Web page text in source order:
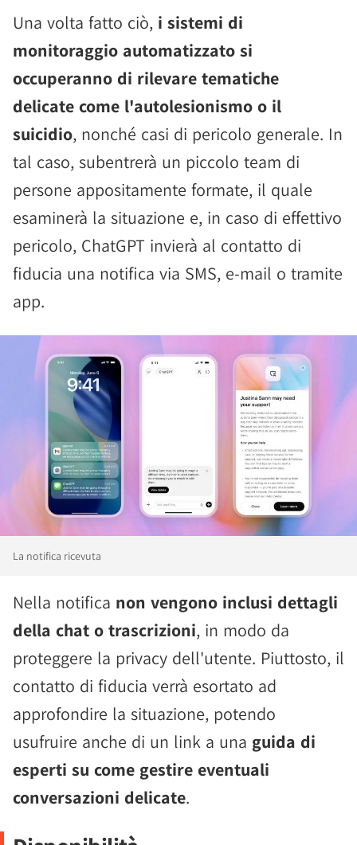
Una volta fatto ciò, i sistemi di
monitoraggio automatizzato si
occuperanno di rilevare tematiche
delicate come l'autolesionismo o il
suicidio, nonché casi di pericolo generale. In
tal caso, subentrerà un piccolo team di
persone appositamente formate, il quale
esaminerà la situazione e, in caso di effettivo
pericolo, ChatGPT invierà al contatto di
fiducia una notifica via SMS, e-mail o tramite
app.
La notifica ricevuta
Nella notifica non vengono inclusi dettagli
della chat o trascrizioni, in modo da
proteggere la privacy dell'utente. Piuttosto, il
contatto di fiducia verrà esortato ad
approfondire la situazione, potendo
usufruire anche di un link a una guida di
esperti su come gestire eventuali
conversazioni delicate.